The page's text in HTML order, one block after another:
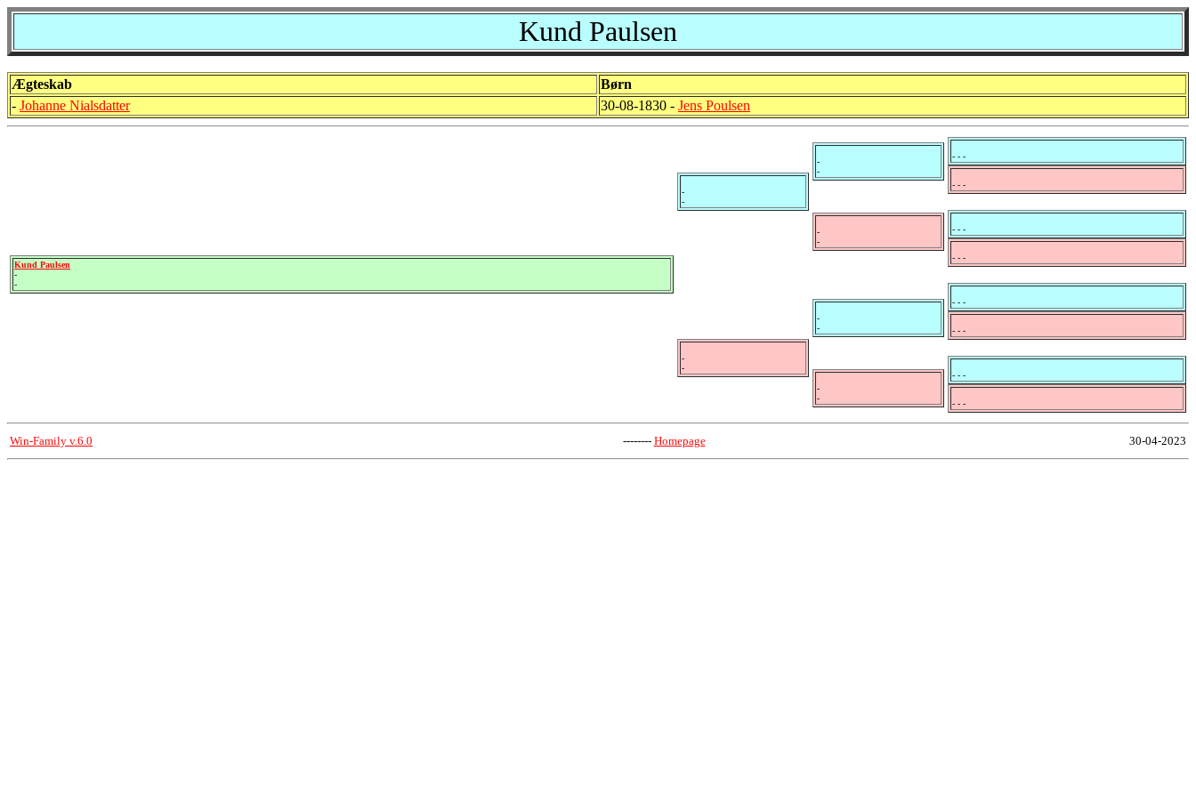
Kund Paulsen
Ægteskab
Børn
- Johanne Nialsdatter 30-08-1830 - Jens Poulsen
Kund Paulsen
-
-
-
-
-
-
-
-
-
-
-
-
-
-
- - -
- - -
- - -
- - -
- - -
- - -
- - -
- - -
Win-Family v.6.0 -------- Homepage 30-04-2023